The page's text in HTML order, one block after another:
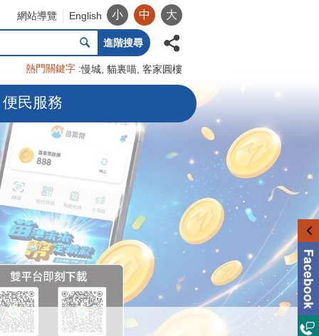
網站導覽 English 小 中 大
進階搜尋
熱門關鍵字 慢城 貓裏喵 客家圓樓
便民服務